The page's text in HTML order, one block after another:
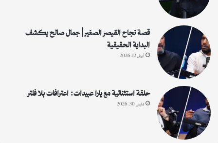
قصة نجاح القيصر الصغير | جمال صالح يكشف
البداية الحقيقية
أبريل 12, 2026
حلقة استثنائية مع يارا عبيدات: اعترافات بلا فلتر
مارس 30, 2026